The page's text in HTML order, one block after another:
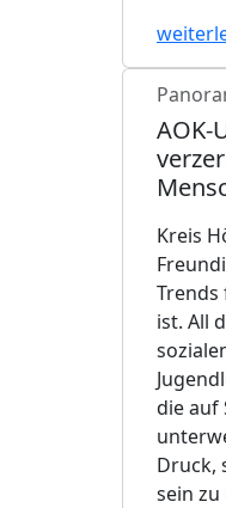
AOK-
Kreis
ist. All
die auf
Druck,
sein zu